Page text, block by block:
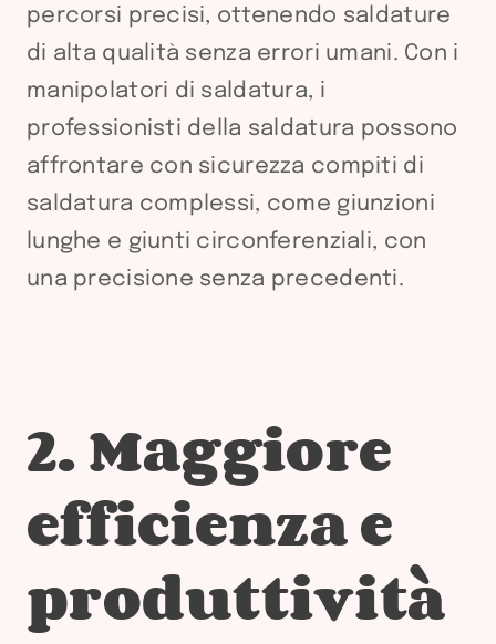
percorsi precisi, ottenendo saldature
di alta qualità senza errori umani. Con i
manipolatori di saldatura, i
professionisti della saldatura possono
affrontare con sicurezza compiti di
saldatura complessi, come giunzioni
lunghe e giunti circonferenziali, con
una precisione senza precedenti.
2. Maggiore
efficienza e
produttività